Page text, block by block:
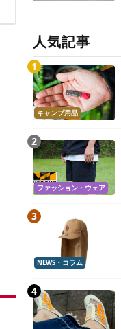
人気記事
キャンプ用品
ファッション・ウェア
NEWS・コラム